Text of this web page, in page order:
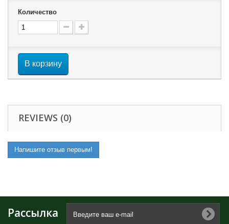
Количество
В корзину
REVIEWS (0)
Напишите отзыв первым!
Рассылка